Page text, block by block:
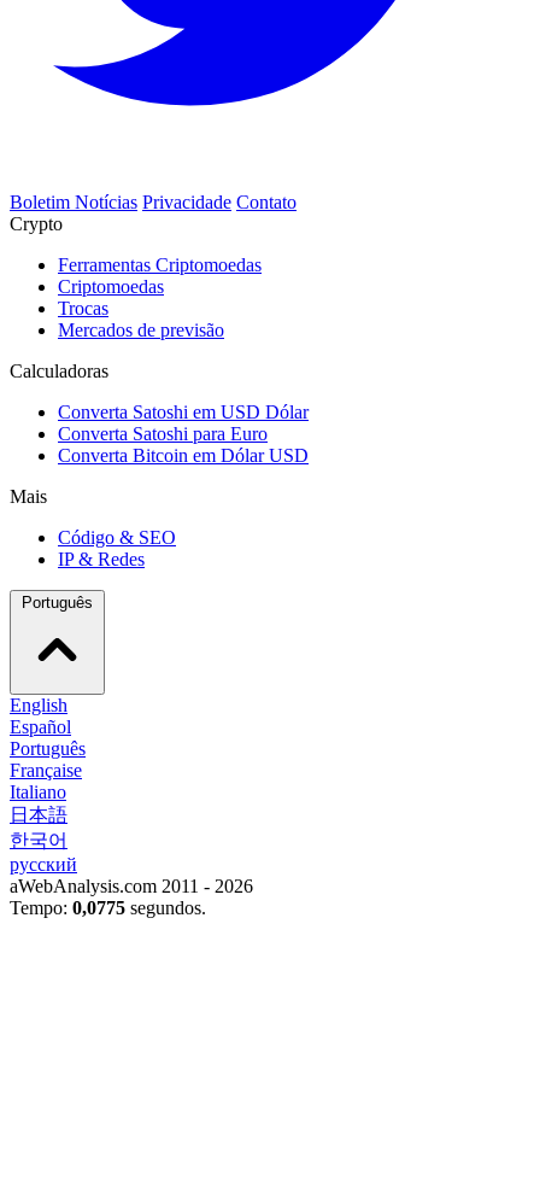
Boletim Notícias Privacidade Contato
Crypto
Ferramentas Criptomoedas
Criptomoedas
Trocas
Mercados de previsão
Calculadoras
Converta Satoshi em USD Dólar
Converta Satoshi para Euro
Converta Bitcoin em Dólar USD
Mais
Código & SEO
IP & Redes
English
Español
Português
Française
Italiano
日本語
한국어
русский
aWebAnalysis.com 2011 - 2026
Tempo: 0,0775 segundos.